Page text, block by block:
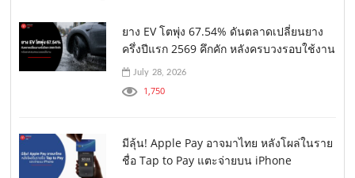
ยาง EV โตพุ่ง 67.54% ดันตลาดเปลี่ยนยาง
ครึ่งปีแรก 2569 คึกคัก หลังครบวงรอบใช้งาน
July 28, 2026
1,750
มีลุ้น! Apple Pay อาจมาไทย หลังโผล่ในราย
ชื่อ Tap to Pay แตะจ่ายบน iPhone